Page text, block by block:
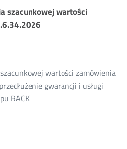
szacunkowej wartości
wartości zamówienia
gwarancji i usługi
RACK